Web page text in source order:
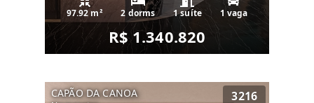
97.92 m² 2 dorms 1 suíte 1 vaga
R$ 1.340.820
CAPÃO DA CANOA 3216